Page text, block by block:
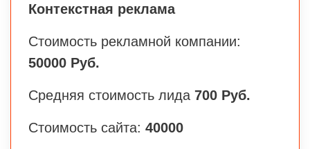
Контекстная реклама
Стоимость рекламной компании:
50000 Руб.
Средняя стоимость лида 700 Руб.
Стоимость сайта: 40000